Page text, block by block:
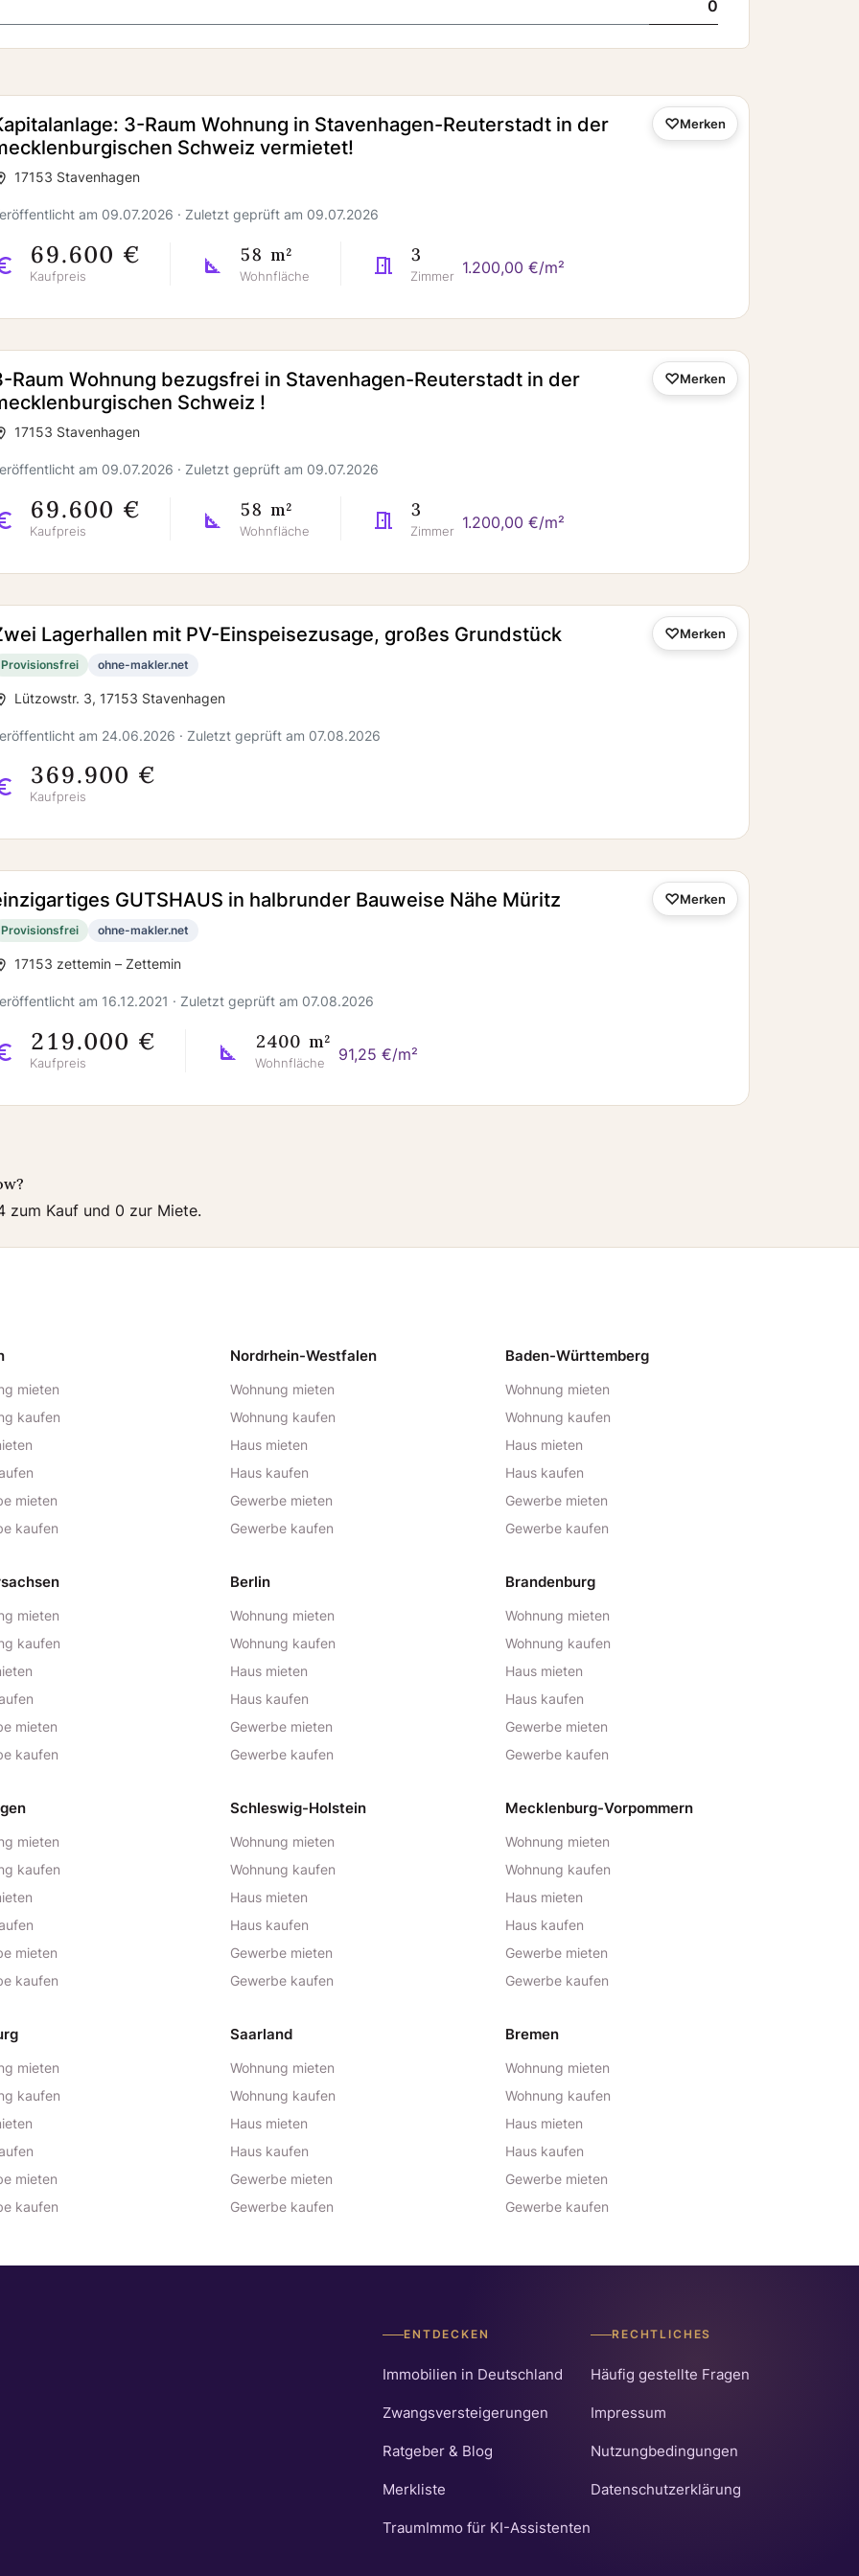
0
3-Raum Wohnung in Stavenhagen-Reuterstadt in der
Schweiz vermietet!
17153 Stavenhagen
am 09.07.2026 · Zuletzt geprüft am 09.07.2026
69.600 €
Kaufpreis
58 m²
Wohnfläche
3
Zimmer 1.200,00 €/m²
Merken
Raum Wohnung bezugsfrei in Stavenhagen-Reuterstadt in der
Schweiz !
17153 Stavenhagen
am 09.07.2026 · Zuletzt geprüft am 09.07.2026
69.600 €
Kaufpreis
58 m²
Wohnfläche
3
Zimmer 1.200,00 €/m²
Merken
Lagerhallen mit PV-Einspeisezusage, großes Grundstück
Provisionsfrei ohne-makler.net
Lützowstr. 3, 17153 Stavenhagen
am 24.06.2026 · Zuletzt geprüft am 07.08.2026
369.900 €
Kaufpreis
Merken
GUTSHAUS in halbrunder Bauweise Nähe Müritz
Provisionsfrei ohne-makler.net
17153 zettemin – Zettemin
am 16.12.2021 · Zuletzt geprüft am 07.08.2026
219.000 €
Kaufpreis
2400 m²
Wohnfläche 91,25 €/m²
Merken
zum Kauf und 0 zur Miete.
mieten
kaufen
mieten
kaufen
Nordrhein-Westfalen
Wohnung mieten
Wohnung kaufen
Haus mieten
Haus kaufen
Gewerbe mieten
Gewerbe kaufen
Baden-Württemberg
Wohnung mieten
Wohnung kaufen
Haus mieten
Haus kaufen
Gewerbe mieten
Gewerbe kaufen
mieten
kaufen
mieten
kaufen
Berlin
Wohnung mieten
Wohnung kaufen
Haus mieten
Haus kaufen
Gewerbe mieten
Gewerbe kaufen
Brandenburg
Wohnung mieten
Wohnung kaufen
Haus mieten
Haus kaufen
Gewerbe mieten
Gewerbe kaufen
mieten
kaufen
mieten
kaufen
Schleswig-Holstein
Wohnung mieten
Wohnung kaufen
Haus mieten
Haus kaufen
Gewerbe mieten
Gewerbe kaufen
Mecklenburg-Vorpommern
Wohnung mieten
Wohnung kaufen
Haus mieten
Haus kaufen
Gewerbe mieten
Gewerbe kaufen
mieten
kaufen
mieten
kaufen
Saarland
Wohnung mieten
Wohnung kaufen
Haus mieten
Haus kaufen
Gewerbe mieten
Gewerbe kaufen
Bremen
Wohnung mieten
Wohnung kaufen
Haus mieten
Haus kaufen
Gewerbe mieten
Gewerbe kaufen
ENTDECKEN
Immobilien in Deutschland
Zwangsversteigerungen
Ratgeber & Blog
Merkliste
TraumImmo für KI-Assistenten
RECHTLICHES
Häufig gestellte Fragen
Impressum
Nutzungbedingungen
Datenschutzerklärung